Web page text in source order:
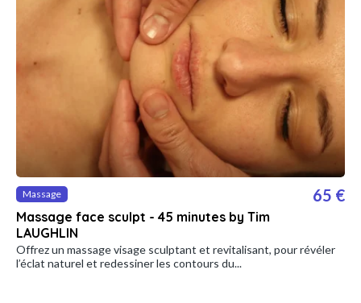
Massage
Massage face sculpt - 45 minutes by Tim
LAUGHLIN
65 €
Offrez un massage visage sculptant et revitalisant, pour révéler
l’éclat naturel et redessiner les contours du...